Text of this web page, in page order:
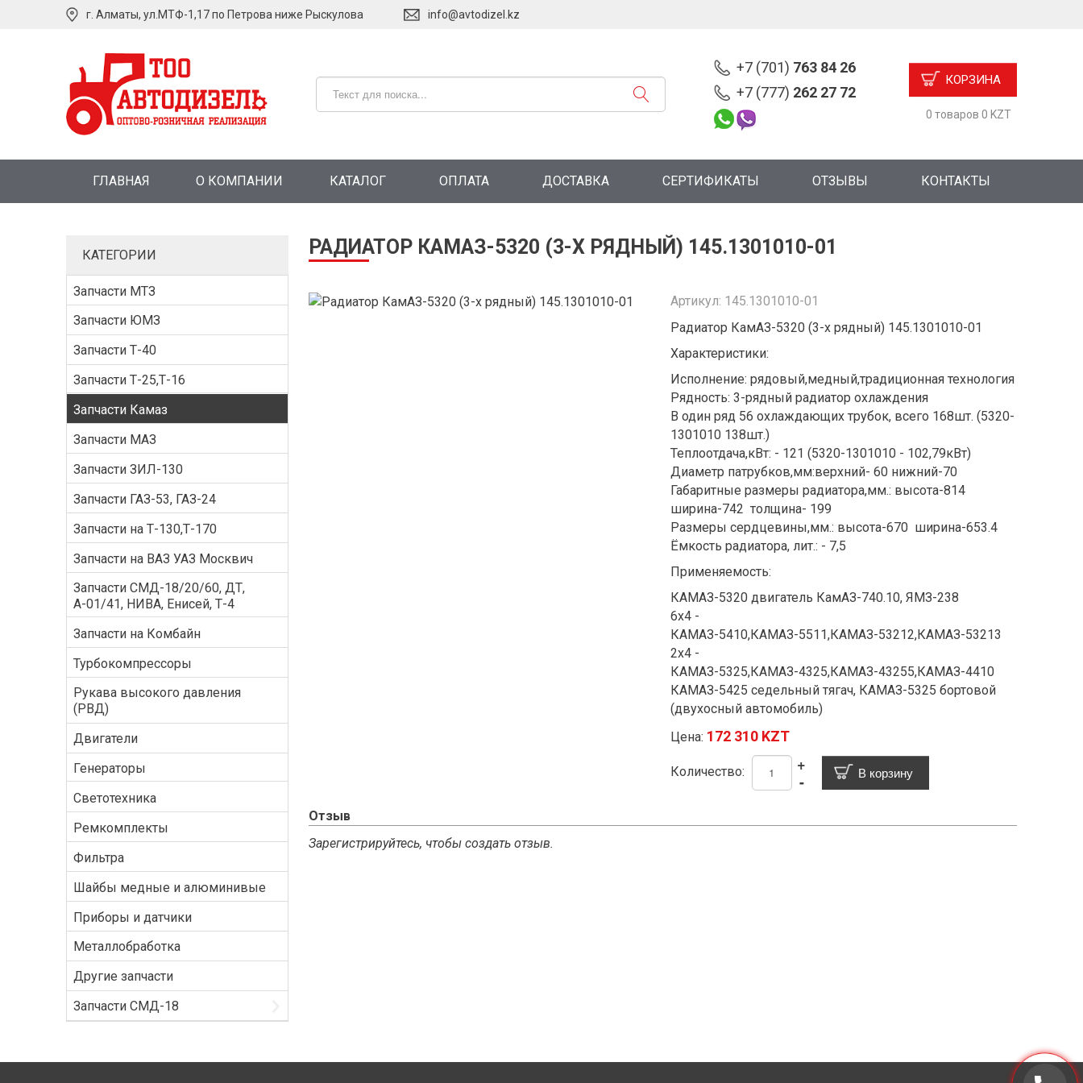
г. Алматы, ул.МТФ-1,17 по Петрова ниже Рыскулова info@avtodizel.kz
+7 (701) 763 84 26
+7 (777) 262 27 72
КОРЗИНА
0 товаров 0 KZT
ГЛАВНАЯ О КОМПАНИИ КАТАЛОГ ОПЛАТА ДОСТАВКА СЕРТИФИКАТЫ ОТЗЫВЫ КОНТАКТЫ
КАТЕГОРИИ
Запчасти МТЗ
Запчасти ЮМЗ
Запчасти Т-40
Запчасти Т-25,Т-16
Запчасти Камаз
Запчасти МАЗ
Запчасти ЗИЛ-130
Запчасти ГАЗ-53, ГАЗ-24
Запчасти на Т-130,Т-170
Запчасти на ВАЗ УАЗ Москвич
Запчасти СМД-18/20/60, ДТ,
А-01/41, НИВА, Енисей, Т-4
Запчасти на Комбайн
Турбокомпрессоры
Рукава высокого давления
(РВД)
Двигатели
Генераторы
Светотехника
Ремкомплекты
Фильтра
Шайбы медные и алюминивые
Приборы и датчики
Металлобработка
Другие запчасти
Запчасти СМД-18
РАДИАТОР КАМАЗ-5320 (3-Х РЯДНЫЙ) 145.1301010-01
Артикул: 145.1301010-01
Радиатор КамАЗ-5320 (3-х рядный) 145.1301010-01
Характеристики:
Исполнение: рядовый,медный,традиционная технология
Рядность: 3-рядный радиатор охлаждения
В один ряд 56 охлаждающих трубок, всего 168шт. (5320-
1301010138шт.)
Теплоотдача,кВт: - 121 (5320-1301010- 102,79кВт)
Диаметр патрубков,мм:верхний- 60 нижний-70
Габаритные размеры радиатора,мм.: высота-814
ширина-742 толщина- 199
Размеры сердцевины,мм.: высота-670 ширина-653.4
Ёмкость радиатора, лит.: - 7,5
Применяемость:
КАМАЗ-5320 двигатель КамАЗ-740.10, ЯМЗ-238
6х4 -
КАМАЗ-5410,КАМАЗ-5511,КАМАЗ-53212,КАМАЗ-53213
2х4 -
КАМАЗ-5325,КАМАЗ-4325,КАМАЗ-43255,КАМАЗ-4410
КАМАЗ-5425 седельный тягач, КАМАЗ-5325 бортовой
(двухосный автомобиль)
Цена: 172 310 KZT
Количество: -
+
Отзыв
Зарегистрируйтесь, чтобы создать отзыв.